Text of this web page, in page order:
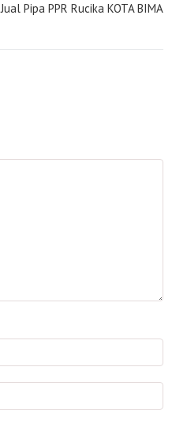
Jual Pipa PPR Rucika KOTA BIMA